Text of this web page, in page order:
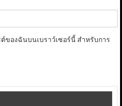
ของฉันบนเบราว์เซอร์นี้ สำหรับการ